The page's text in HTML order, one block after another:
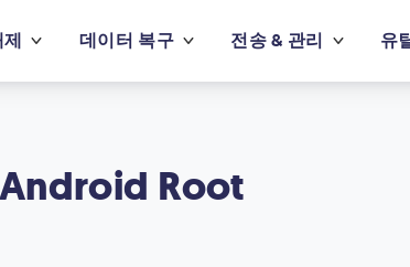
데이터 복구 전송 & 관리 유
Android Root